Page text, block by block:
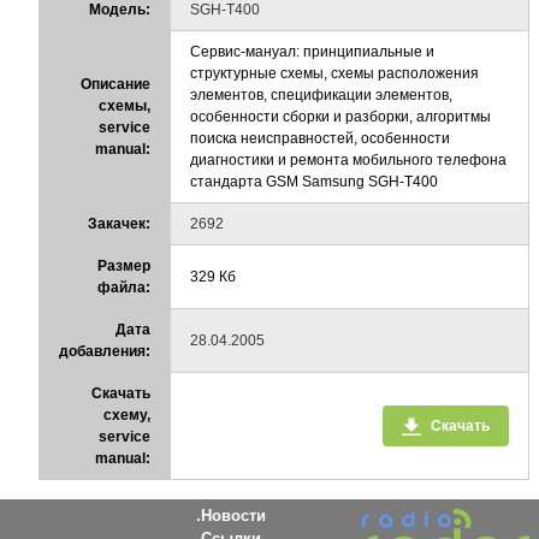
Модель: SGH-T400
Описание
схемы,
service
manual:
Сервис-мануал: принципиальные и
структурные схемы, схемы расположения
элементов, спецификации элементов,
особенности сборки и разборки, алгоритмы
поиска неисправностей, особенности
диагностики и ремонта мобильного телефона
стандарта GSM Samsung SGH-T400
Закачек: 2692
Размер
файла:
329 Кб
Дата
добавления:
28.04.2005
Скачать
схему,
service
manual:
Скачать
Новости